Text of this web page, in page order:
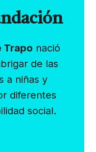
Trapo nació
de las
a niñas y
diferentes
social.